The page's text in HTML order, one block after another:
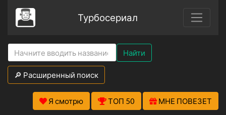
Турбосериал
Найти
🔎 Расширенный поиск
Я смотрю ТОП 50 МНЕ ПОВЕЗЕТ